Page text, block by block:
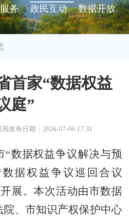
务 政民互动 数据开放
首家“数据权益
庭”
局发布日期：2026-07-06 17:31
“数据权益争议解决与预
据权益争议巡回合议
展。本次活动由市数据
院、市知识产权保护中心